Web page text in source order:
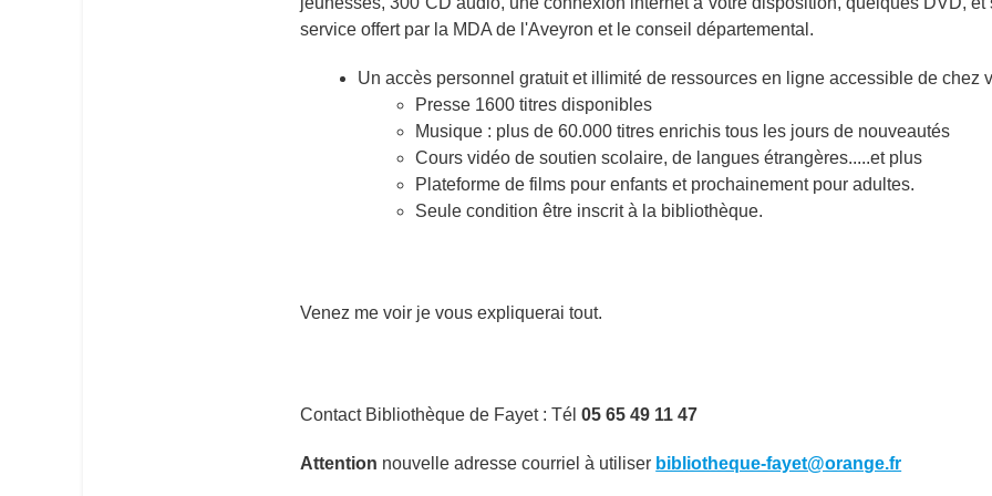
service offert par la MDA de l'Aveyron et le conseil départemental.
Un accès personnel gratuit et illimité de ressources en ligne accessible de chez
Presse 1600 titres disponibles
Musique : plus de 60.000 titres enrichis tous les jours de nouveautés
Cours vidéo de soutien scolaire, de langues étrangères.....et plus
Plateforme de films pour enfants et prochainement pour adultes.
Seule condition être inscrit à la bibliothèque.
Venez me voir je vous expliquerai tout.
Contact Bibliothèque de Fayet : Tél05 65 49 11 47
Attention nouvelle adresse courriel à utiliser bibliotheque-fayet@orange.fr